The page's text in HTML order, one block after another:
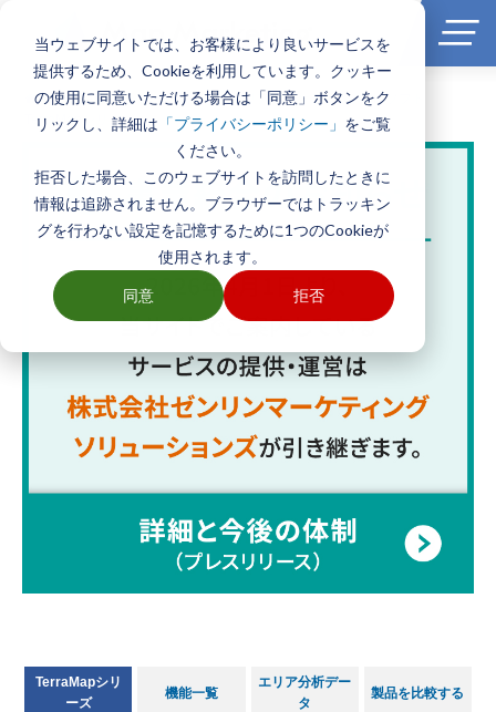
当ウェブサイトでは、お客様により良いサービスを
提供するため、Cookieを利用しています。クッキー
の使用に同意いただける場合は「同意」ボタンをク
リックし、詳細は 「プライバシーポリシー」 をご覧
ください。
拒否した場合、このウェブサイトを訪問したときに
情報は追跡されません。ブラウザーではトラッキン
グを行わない設定を記憶するために1つのCookieが
使用されます。
同意 拒否
ホーム> 製品とサービス一覧>エリアマーケティングGISソフト
TerraMapシリーズ
TerraMapシリ
ーズ
機能一覧
エリア分析デー
タ
製品を比較する